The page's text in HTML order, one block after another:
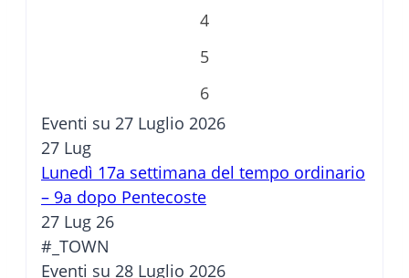
4
5
6
Eventi su 27 Luglio 2026
27 Lug
Lunedì 17a settimana del tempo ordinario
– 9a dopo Pentecoste
27 Lug 26
#_TOWN
Eventi su 28 Luglio 2026